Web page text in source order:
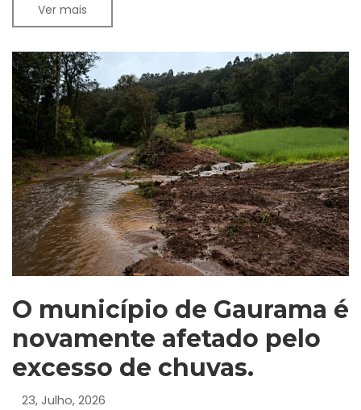
Ver mais
O município de Gaurama é
novamente afetado pelo
excesso de chuvas.
23, Julho, 2026